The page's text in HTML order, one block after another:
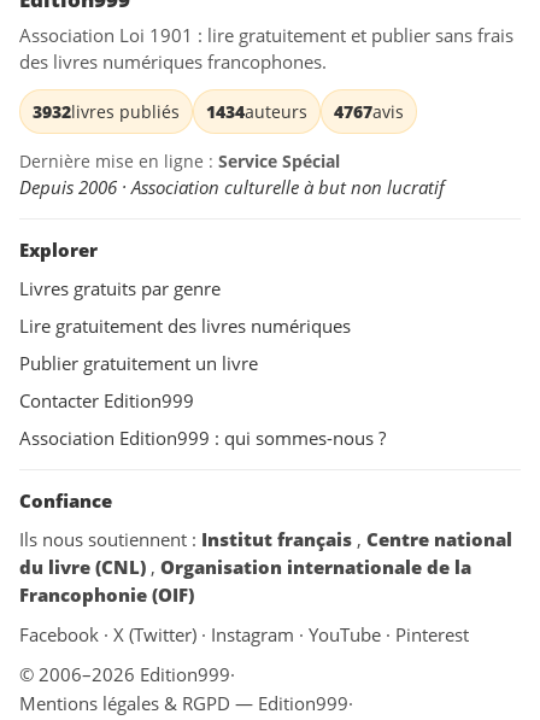
Association Loi 1901 : lire gratuitement et publier sans frais
des livres numériques francophones.
3932livres publiés 1434auteurs 4767avis
Dernière mise en ligne : Service Spécial
Depuis 2006 · Association culturelle à but non lucratif
Explorer
Livres gratuits par genre
Lire gratuitement des livres numériques
Publier gratuitement un livre
Contacter Edition999
Association Edition999 : qui sommes-nous ?
Confiance
Ils nous soutiennent : Institut français , Centre national
du livre (CNL) , Organisation internationale de la
Francophonie (OIF)
Facebook · X (Twitter) · Instagram · YouTube · Pinterest
© 2006–2026 Edition999·
Mentions légales & RGPD — Edition999·